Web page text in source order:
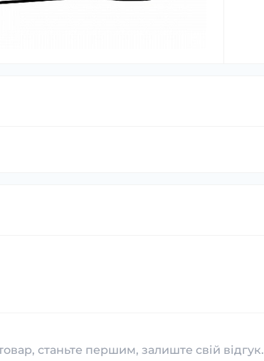
станьте першим, залиште свій відгук.